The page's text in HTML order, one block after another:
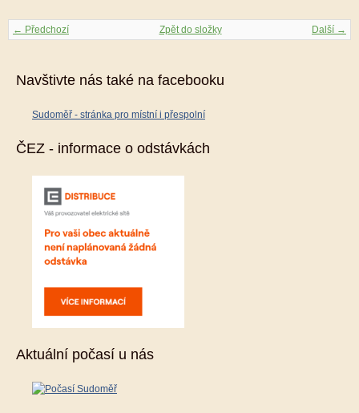
← Předchozí Další →
Zpět do složky
Navštivte nás také na facebooku
Sudoměř - stránka pro místní i přespolní
ČEZ - informace o odstávkách
Aktuální počasí u nás